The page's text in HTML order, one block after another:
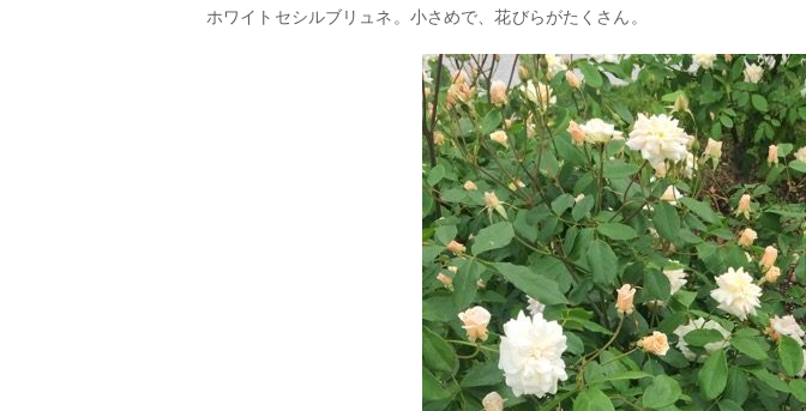
ホワイトセシルブリュネ。小さめで、花びらがたくさん。